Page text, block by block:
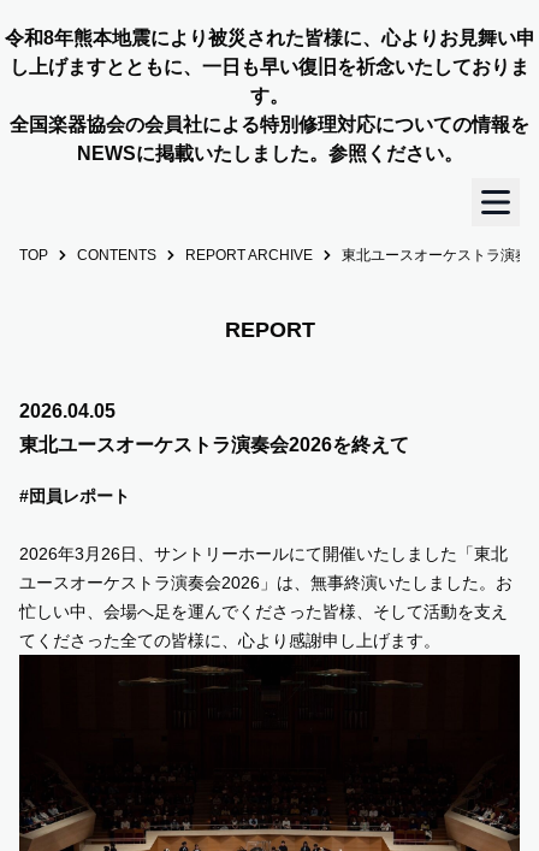
令和8年熊本地震により被災された皆様に、心よりお見舞い申
し上げますとともに、一日も早い復旧を祈念いたしておりま
す。
全国楽器協会の会員社による特別修理対応についての情報を
NEWSに掲載いたしました。参照ください。
TOP
OUR STORY
SUPPORT US
COMMUNITY
JP EN
TOP CONTENTS REPORT ARCHIVE 東北ユースオーケストラ演奏
REPORT
2026.04.05
東北ユースオーケストラ演奏会2026を終えて
#団員レポート
2026年3月26日、サントリーホールにて開催いたしました「東北
ユースオーケストラ演奏会2026」は、無事終演いたしました。お
忙しい中、会場へ足を運んでくださった皆様、そして活動を支え
てくださった全ての皆様に、心より感謝申し上げます。